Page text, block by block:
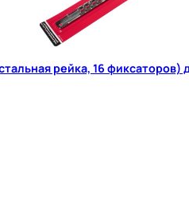
рейка, 16 фиксаторов)